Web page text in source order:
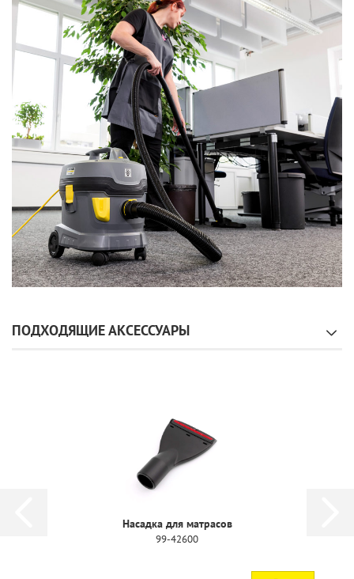
ПОДХОДЯЩИЕ АКСЕССУАРЫ
Насадка для матрасов
99-42600